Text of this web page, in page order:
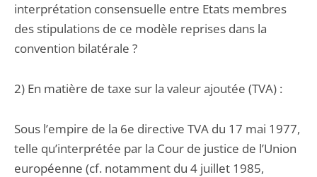
interprétation consensuelle entre Etats membres
des stipulations de ce modèle reprises dans la
convention bilatérale ?
2) En matière de taxe sur la valeur ajoutée (TVA) :
Sous l’empire de la 6e directive TVA du 17 mai 1977,
telle qu’interprétée par la Cour de justice de l’Union
européenne (cf. notamment du 4 juillet 1985,